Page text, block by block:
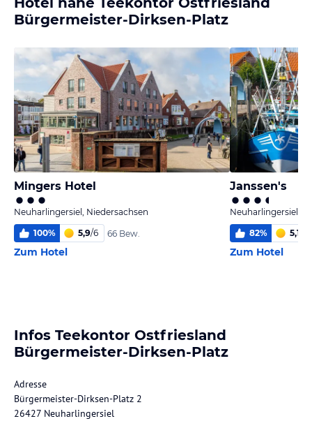
Bürgermeister-Dirksen-Platz
Mingers Hotel
Neuharlingersiel, Niedersachsen
100% 5,9/6 66 Bew.
Zum Hotel
Janssen's
Neuharlingersiel,
82% 5,1
Zum Hotel
Infos Teekontor Ostfriesland
Bürgermeister-Dirksen-Platz
Adresse
Bürgermeister-Dirksen-Platz 2
26427 Neuharlingersiel